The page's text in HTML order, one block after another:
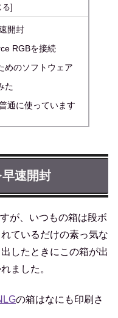
開封
RGBを接続
めのソフトウェア
た
通に使っています
速開封
が、いつもの箱は段ボ
ているだけの素っ気な
したときにこの箱が出
ました。
の箱はなにも印刷さ